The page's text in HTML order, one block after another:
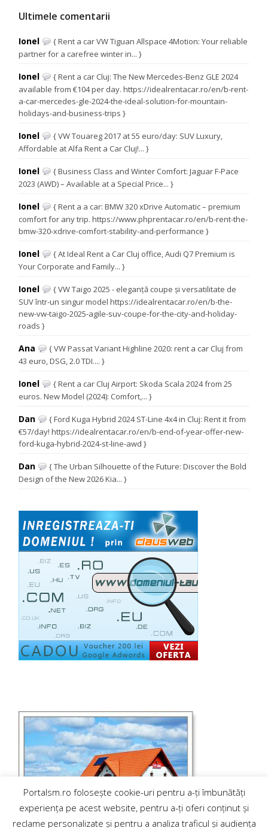
Ultimele comentarii
Ionel
{ Rent a car VW Tiguan Allspace 4Motion: Your reliable
partner for a carefree winter in... }
Ionel
{ Rent a car Cluj: The New Mercedes-Benz GLE 2024
available from €104 per day. https://idealrentacar.ro/en/b-rent-
a-car-mercedes-gle-2024-the-ideal-solution-for-mountain-
holidays-and-business-trips }
Ionel
{ VW Touareg 2017 at 55 euro/day: SUV Luxury,
Affordable at Alfa Rent a Car Cluj!... }
Ionel
{ Business Class and Winter Comfort: Jaguar F-Pace
2023 (AWD) – Available at a Special Price... }
Ionel
{ Rent a a car: BMW 320 xDrive Automatic – premium
comfort for any trip. https://www.phprentacar.ro/en/b-rent-the-
bmw-320-xdrive-comfort-stability-and-performance }
Ionel
{ At Ideal Rent a Car Cluj office, Audi Q7 Premium is
Your Corporate and Family... }
Ionel
{ VW Taigo 2025 - eleganță coupe și versatilitate de
SUV într-un singur model https://idealrentacar.ro/en/b-the-
new-vw-taigo-2025-agile-suv-coupe-for-the-city-and-holiday-
roads }
Ana
{ VW Passat Variant Highline 2020: rent a car Cluj from
43 euro, DSG, 2.0 TDI.... }
Ionel
{ Rent a car Cluj Airport: Skoda Scala 2024 from 25
euros. New Model (2024): Comfort,... }
Dan
{ Ford Kuga Hybrid 2024 ST-Line 4x4 in Cluj: Rent it from
€57/day! https://idealrentacar.ro/en/b-end-of-year-offer-new-
ford-kuga-hybrid-2024-st-line-awd }
Dan
{ The Urban Silhouette of the Future: Discover the Bold
Design of the New 2026 Kia... }
Portalsm.ro folosește cookie-uri pentru a-ți îmbunătăți
experiența pe acest website, pentru a-ți oferi conținut și
reclame personalizate și pentru a analiza traficul și audiența